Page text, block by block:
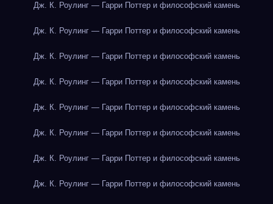
Дж. К. Роулинг — Гарри Поттер и философский камень
Дж. К. Роулинг — Гарри Поттер и философский камень
Дж. К. Роулинг — Гарри Поттер и философский камень
Дж. К. Роулинг — Гарри Поттер и философский камень
Дж. К. Роулинг — Гарри Поттер и философский камень
Дж. К. Роулинг — Гарри Поттер и философский камень
Дж. К. Роулинг — Гарри Поттер и философский камень
Дж. К. Роулинг — Гарри Поттер и философский камень